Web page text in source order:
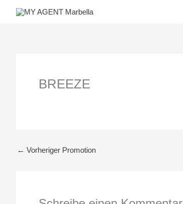
Inhalt
BREEZE
← Vorheriger Promotion